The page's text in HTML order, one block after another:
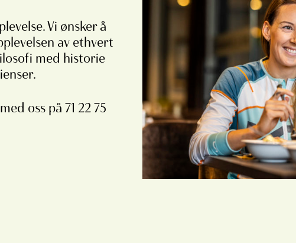
Vi ønsker å
av ethvert
med historie
oss på 71 22 75